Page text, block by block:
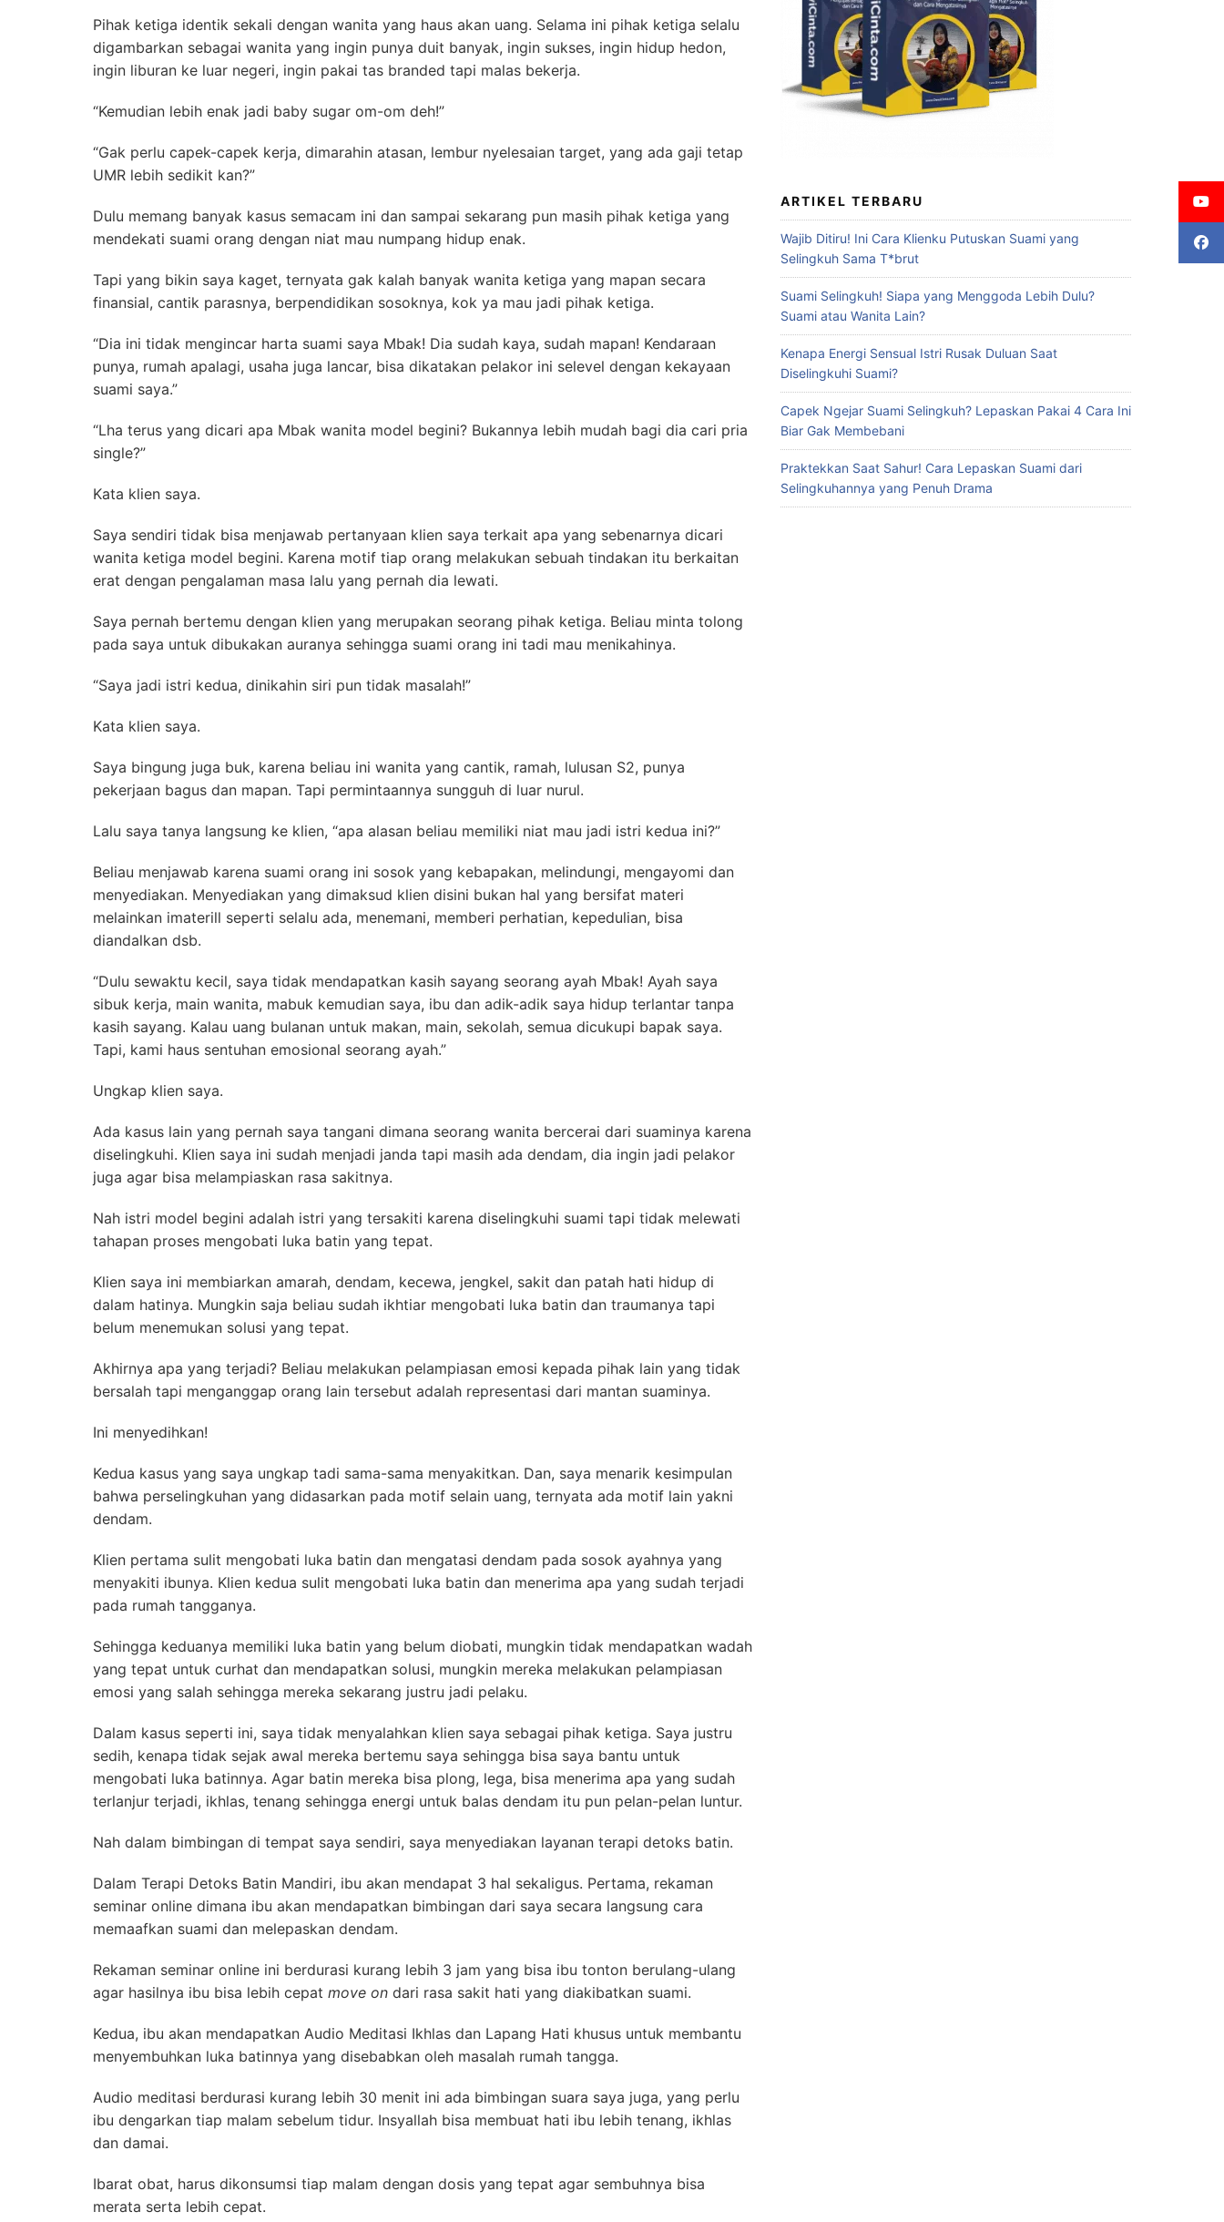
Pihak ketiga identik sekali dengan wanita yang haus akan uang. Selama ini pihak ketiga selalu
digambarkan sebagai wanita yang ingin punya duit banyak, ingin sukses, ingin hidup hedon,
ingin liburan ke luar negeri, ingin pakai tas branded tapi malas bekerja.
“Kemudian lebih enak jadi baby sugar om-om deh!”
“Gak perlu capek-capek kerja, dimarahin atasan, lembur nyelesaian target, yang ada gaji tetap
UMR lebih sedikit kan?”
Dulu memang banyak kasus semacam ini dan sampai sekarang pun masih pihak ketiga yang
mendekati suami orang dengan niat mau numpang hidup enak.
Tapi yang bikin saya kaget, ternyata gak kalah banyak wanita ketiga yang mapan secara
finansial, cantik parasnya, berpendidikan sosoknya, kok ya mau jadi pihak ketiga.
“Dia ini tidak mengincar harta suami saya Mbak! Dia sudah kaya, sudah mapan! Kendaraan
punya, rumah apalagi, usaha juga lancar, bisa dikatakan pelakor ini selevel dengan kekayaan
suami saya.”
“Lha terus yang dicari apa Mbak wanita model begini? Bukannya lebih mudah bagi dia cari pria
single?”
Kata klien saya.
Saya sendiri tidak bisa menjawab pertanyaan klien saya terkait apa yang sebenarnya dicari
wanita ketiga model begini. Karena motif tiap orang melakukan sebuah tindakan itu berkaitan
erat dengan pengalaman masa lalu yang pernah dia lewati.
Saya pernah bertemu dengan klien yang merupakan seorang pihak ketiga. Beliau minta tolong
pada saya untuk dibukakan auranya sehingga suami orang ini tadi mau menikahinya.
“Saya jadi istri kedua, dinikahin siri pun tidak masalah!”
Kata klien saya.
Saya bingung juga buk, karena beliau ini wanita yang cantik, ramah, lulusan S2, punya
pekerjaan bagus dan mapan. Tapi permintaannya sungguh di luar nurul.
Lalu saya tanya langsung ke klien, “apa alasan beliau memiliki niat mau jadi istri kedua ini?”
Beliau menjawab karena suami orang ini sosok yang kebapakan, melindungi, mengayomi dan
menyediakan. Menyediakan yang dimaksud klien disini bukan hal yang bersifat materi
melainkan imaterill seperti selalu ada, menemani, memberi perhatian, kepedulian, bisa
diandalkan dsb.
“Dulu sewaktu kecil, saya tidak mendapatkan kasih sayang seorang ayah Mbak! Ayah saya
sibuk kerja, main wanita, mabuk kemudian saya, ibu dan adik-adik saya hidup terlantar tanpa
kasih sayang. Kalau uang bulanan untuk makan, main, sekolah, semua dicukupi bapak saya.
Tapi, kami haus sentuhan emosional seorang ayah.”
Ungkap klien saya.
Ada kasus lain yang pernah saya tangani dimana seorang wanita bercerai dari suaminya karena
diselingkuhi. Klien saya ini sudah menjadi janda tapi masih ada dendam, dia ingin jadi pelakor
juga agar bisa melampiaskan rasa sakitnya.
Nah istri model begini adalah istri yang tersakiti karena diselingkuhi suami tapi tidak melewati
tahapan proses mengobati luka batin yang tepat.
Klien saya ini membiarkan amarah, dendam, kecewa, jengkel, sakit dan patah hati hidup di
dalam hatinya. Mungkin saja beliau sudah ikhtiar mengobati luka batin dan traumanya tapi
belum menemukan solusi yang tepat.
Akhirnya apa yang terjadi? Beliau melakukan pelampiasan emosi kepada pihak lain yang tidak
bersalah tapi menganggap orang lain tersebut adalah representasi dari mantan suaminya.
Ini menyedihkan!
Kedua kasus yang saya ungkap tadi sama-sama menyakitkan. Dan, saya menarik kesimpulan
bahwa perselingkuhan yang didasarkan pada motif selain uang, ternyata ada motif lain yakni
dendam.
Klien pertama sulit mengobati luka batin dan mengatasi dendam pada sosok ayahnya yang
menyakiti ibunya. Klien kedua sulit mengobati luka batin dan menerima apa yang sudah terjadi
pada rumah tangganya.
Sehingga keduanya memiliki luka batin yang belum diobati, mungkin tidak mendapatkan wadah
yang tepat untuk curhat dan mendapatkan solusi, mungkin mereka melakukan pelampiasan
emosi yang salah sehingga mereka sekarang justru jadi pelaku.
Dalam kasus seperti ini, saya tidak menyalahkan klien saya sebagai pihak ketiga. Saya justru
sedih, kenapa tidak sejak awal mereka bertemu saya sehingga bisa saya bantu untuk
mengobati luka batinnya. Agar batin mereka bisa plong, lega, bisa menerima apa yang sudah
terlanjur terjadi, ikhlas, tenang sehingga energi untuk balas dendam itu pun pelan-pelan luntur.
Nah dalam bimbingan di tempat saya sendiri, saya menyediakan layanan terapi detoks batin.
Dalam Terapi Detoks Batin Mandiri, ibu akan mendapat 3 hal sekaligus. Pertama, rekaman
seminar online dimana ibu akan mendapatkan bimbingan dari saya secara langsung cara
memaafkan suami dan melepaskan dendam.
Rekaman seminar online ini berdurasi kurang lebih 3 jam yang bisa ibu tonton berulang-ulang
agar hasilnya ibu bisa lebih cepat move on dari rasa sakit hati yang diakibatkan suami.
Kedua, ibu akan mendapatkan Audio Meditasi Ikhlas dan Lapang Hati khusus untuk membantu
menyembuhkan luka batinnya yang disebabkan oleh masalah rumah tangga.
Audio meditasi berdurasi kurang lebih 30 menit ini ada bimbingan suara saya juga, yang perlu
ibu dengarkan tiap malam sebelum tidur. Insyallah bisa membuat hati ibu lebih tenang, ikhlas
dan damai.
Ibarat obat, harus dikonsumsi tiap malam dengan dosis yang tepat agar sembuhnya bisa
merata serta lebih cepat.
ARTIKEL TERBARU
Wajib Ditiru! Ini Cara Klienku Putuskan Suami yang
Selingkuh Sama T*brut
Suami Selingkuh! Siapa yang Menggoda Lebih Dulu?
Suami atau Wanita Lain?
Kenapa Energi Sensual Istri Rusak Duluan Saat
Diselingkuhi Suami?
Capek Ngejar Suami Selingkuh? Lepaskan Pakai 4 Cara Ini
Biar Gak Membebani
Praktekkan Saat Sahur! Cara Lepaskan Suami dari
Selingkuhannya yang Penuh Drama